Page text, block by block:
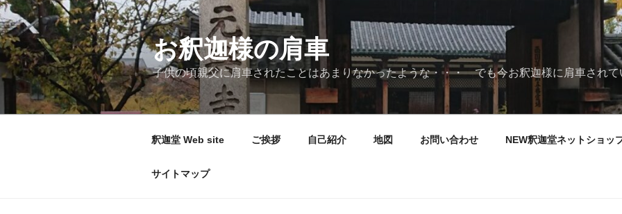
コ
ン
テ
ン
ツ
お釈迦様の肩車
子供の頃親父に肩車されたことはあまりなかったような・・・ でも今お釈迦様に肩車されて
釈迦堂 Web site ご挨拶 自己紹介 地図 お問い合わせ NEW釈迦堂ネットショッ
サイトマップ